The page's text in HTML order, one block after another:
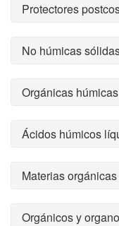
Protectores
No húmicas
Orgánicas
Ácidos húmicos
Materias
Orgánicos y